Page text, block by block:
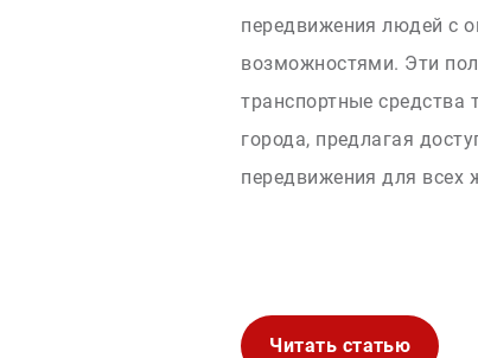
передвижения людей с
возможностями. Эти
транспортные средства
города, предлагая
передвижения для всех
Читать статью